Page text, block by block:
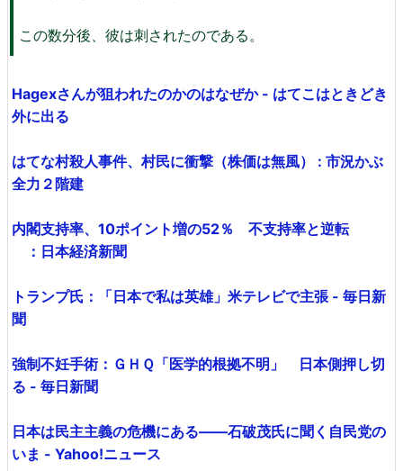
この数分後、彼は刺されたのである。
Hagexさんが狙われたのかのはなぜか - はてこはときどき
外に出る
はてな村殺人事件、村民に衝撃（株価は無風） : 市況かぶ
全力２階建
内閣支持率、10ポイント増の52％ 不支持率と逆転
：日本経済新聞
トランプ氏：「日本で私は英雄」米テレビで主張 - 毎日新
聞
強制不妊手術：ＧＨＱ「医学的根拠不明」 日本側押し切
る - 毎日新聞
日本は民主主義の危機にある――石破茂氏に聞く自民党の
いま - Yahoo!ニュース